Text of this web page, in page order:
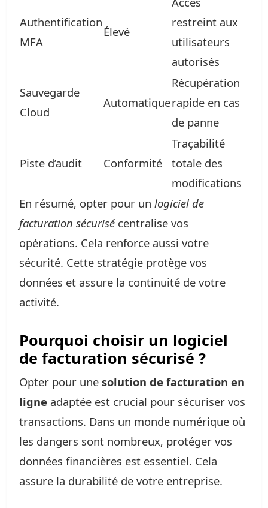
Authentification
MFA
Élevé
restreint aux
utilisateurs
autorisés
Sauvegarde
Cloud
Automatique
Récupération
rapide en cas
de panne
Piste d’audit Conformité
Traçabilité
totale des
modifications
En résumé, opter pour un logiciel de
facturation sécurisé centralise vos
opérations. Cela renforce aussi votre
sécurité. Cette stratégie protège vos
données et assure la continuité de votre
activité.
Pourquoi choisir un logiciel
de facturation sécurisé ?
Opter pour une solution de facturation en
ligne adaptée est crucial pour sécuriser vos
transactions. Dans un monde numérique où
les dangers sont nombreux, protéger vos
données financières est essentiel. Cela
assure la durabilité de votre entreprise.